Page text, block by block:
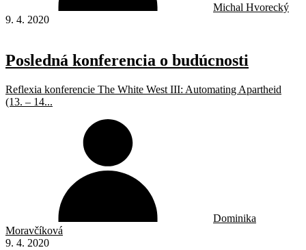
Michal Hvorecký
9. 4. 2020
Posledná konferencia o budúcnosti
Reflexia konferencie The White West III: Automating Apartheid
(13. – 14...
Dominika
Moravčíková
9. 4. 2020